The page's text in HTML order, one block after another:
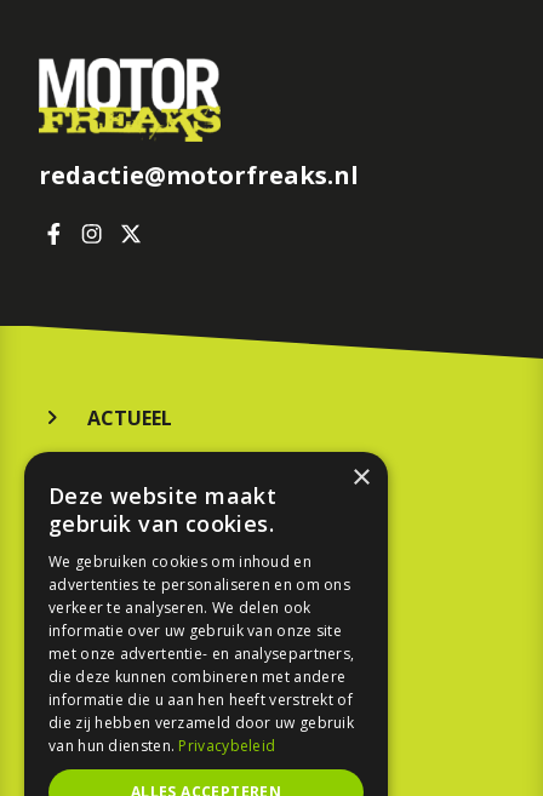
redactie@motorfreaks.nl
ACTUEEL
KOOPGIDS
TESTEN
SPORT
REPORTAGE
TOUREN
NIEUWSBRIEF
×
Deze website maakt
gebruik van cookies.
We gebruiken cookies om inhoud en
advertenties te personaliseren en om ons
verkeer te analyseren. We delen ook
informatie over uw gebruik van onze site
met onze advertentie- en analysepartners,
die deze kunnen combineren met andere
informatie die u aan hen heeft verstrekt of
die zij hebben verzameld door uw gebruik
van hun diensten. Privacybeleid
ALLES ACCEPTEREN